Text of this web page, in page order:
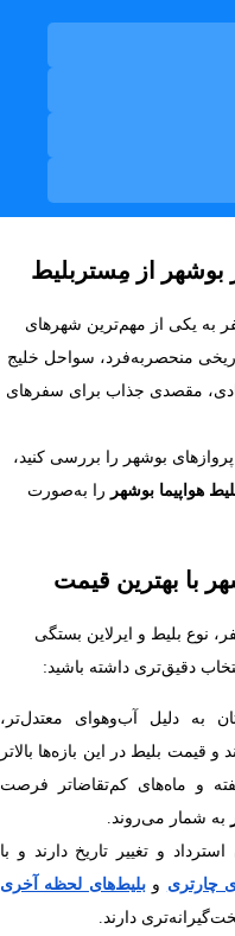
بوشهر از مِستربلیط
به یکی از مهم‌ترین شهرهای
منحصربه‌فرد، سواحل خلیج
مقصدی جذاب برای سفرهای
بوشهر را بررسی کنید،
هواپیما بوشهر را به‌صورت
با بهترین قیمت
نوع بلیط و ایرلاین بستگی
دقیق‌تری داشته باشید:
به دلیل آب‌وهوای معتدل‌تر،
قیمت بلیط در این بازه‌ها بالاتر
و ماه‌های کم‌تقاضاتر فرصت
به شمار می‌روند.
استرداد و تغییر تاریخ دارند و با
چارتری وبلیط‌های لحظه آخری
دارند.